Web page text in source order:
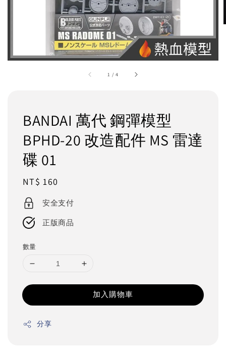
1 /4
BANDAI 萬代 鋼彈模型
BPHD-20 改造配件 MS 雷達
碟 01
Regular
price
NT$ 160
安全支付
正版商品
數量
加入購物車
分享